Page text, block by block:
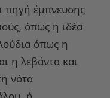
πηγή έμπνευσης
όπως η ιδέα
όπως η
η λεβάντα και
νότα